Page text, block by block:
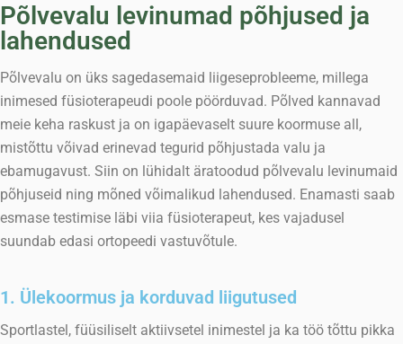
Põlvevalu levinumad põhjused ja
lahendused
Põlvevalu on üks sagedasemaid liigeseprobleeme, millega
inimesed füsioterapeudi poole pöörduvad. Põlved kannavad
meie keha raskust ja on igapäevaselt suure koormuse all,
mistõttu võivad erinevad tegurid põhjustada valu ja
ebamugavust. Siin on lühidalt äratoodud põlvevalu levinumaid
põhjuseid ning mõned võimalikud lahendused. Enamasti saab
esmase testimise läbi viia füsioterapeut, kes vajadusel
suundab edasi ortopeedi vastuvõtule.
1. Ülekoormus ja korduvad liigutused
Sportlastel, füüsiliselt aktiivsetel inimestel ja ka töö tõttu pikka